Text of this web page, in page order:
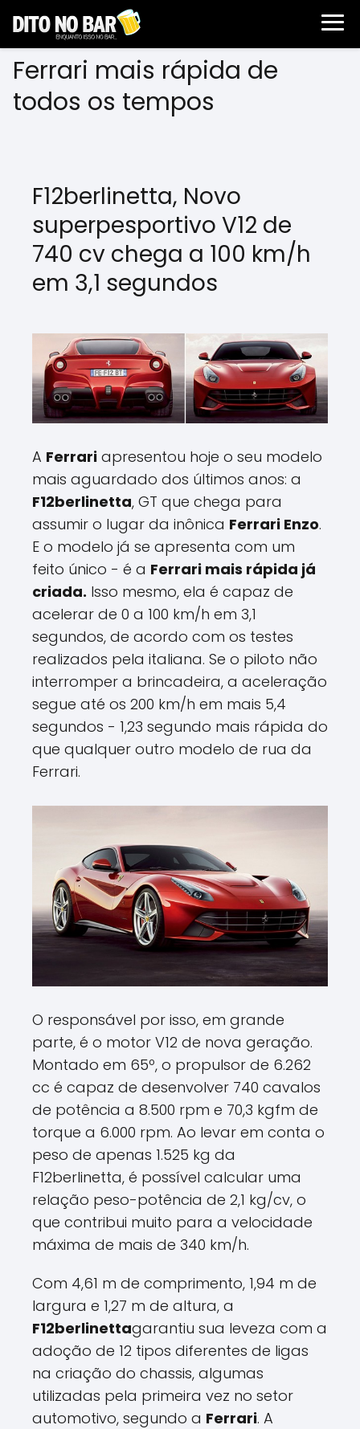
Ferrari mais rápida de
todos os tempos
F12berlinetta, Novo
superpesportivo V12 de
740 cv chega a 100 km/h
em 3,1 segundos
A Ferrari apresentou hoje o seu modelo
mais aguardado dos últimos anos: a
F12berlinetta, GT que chega para
assumir o lugar da inônica Ferrari Enzo.
E o modelo já se apresenta com um
feito único - é a Ferrari mais rápida já
criada. Isso mesmo, ela é capaz de
acelerar de 0 a 100 km/h em 3,1
segundos, de acordo com os testes
realizados pela italiana. Se o piloto não
interromper a brincadeira, a aceleração
segue até os 200 km/h em mais 5,4
segundos - 1,23 segundo mais rápida do
que qualquer outro modelo de rua da
Ferrari.
O responsável por isso, em grande
parte, é o motor V12 de nova geração.
Montado em 65º, o propulsor de 6.262
cc é capaz de desenvolver 740 cavalos
de potência a 8.500 rpm e 70,3 kgfm de
torque a 6.000 rpm. Ao levar em conta o
peso de apenas 1.525 kg da
F12berlinetta, é possível calcular uma
relação peso-potência de 2,1 kg/cv, o
que contribui muito para a velocidade
máxima de mais de 340 km/h.
Com 4,61 m de comprimento, 1,94 m de
largura e 1,27 m de altura, a
F12berlinettagarantiu sua leveza com a
adoção de 12 tipos diferentes de ligas
na criação do chassis, algumas
utilizadas pela primeira vez no setor
automotivo, segundo a Ferrari. A